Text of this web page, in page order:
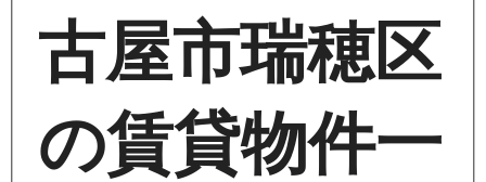
古屋市瑞穂区
の賃貸物件一